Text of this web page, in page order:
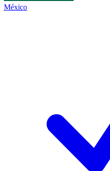
México